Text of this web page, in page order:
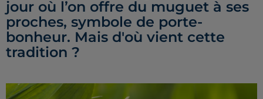
jour où l’on offre du muguet à ses
proches, symbole de porte-
bonheur. Mais d'où vient cette
tradition ?